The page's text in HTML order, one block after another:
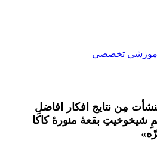
آموزشی تخصصی
مِن نتایج افکار افاضلِ
شیخوخیتِ بقعۀ منورۀ کاکا